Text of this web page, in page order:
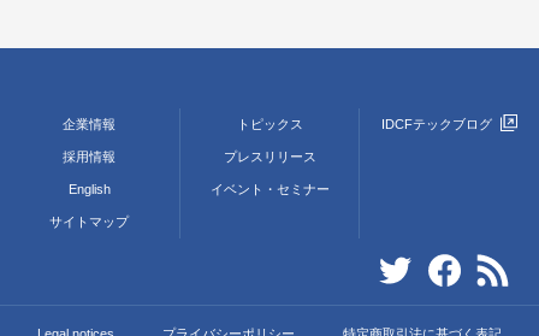
企業情報
採用情報
English
サイトマップ
トピックス
プレスリリース
イベント・セミナー
IDCFテックブログ